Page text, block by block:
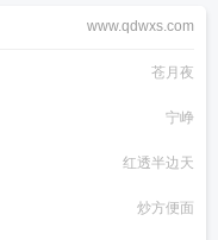
www.qdwxs.com
苍月夜
宁峥
红透半边天
炒方便面